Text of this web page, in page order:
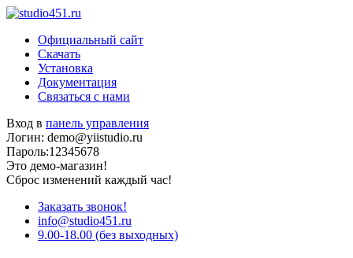
Официальный сайт
Скачать
Установка
Документация
Связаться с нами
Вход в панель управления
Логин: demo@yiistudio.ru
Пароль:12345678
Это демо-магазин!
Сброс изменений каждый час!
Заказать звонок!
info@studio451.ru
9.00-18.00 (без выходных)